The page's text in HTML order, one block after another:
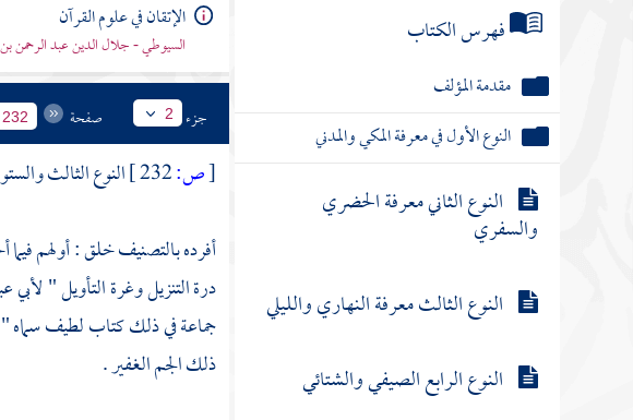
فهرس الكتاب
مقدمة المؤلف
النوع الأول في معرفة المكي والمدني
النوع الثاني معرفة الحضري
والسفري
النوع الثالث معرفة النهاري والليلي
النوع الرابع الصيفي والشتائي
الإتقان في علوم القرآن
السيوطي - جلال الدين عبد الرحمن
جزء 2 صفحة 232
[ص: النوع الثالث
أفرده بالتصنيف خلق : أولهم
درة التنزيل وغرة التأويل "لأبي
جماعةفي ذلك كتاب لطيف سماه "
ذلك الجم الغفير .